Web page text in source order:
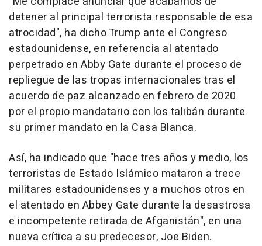
detener al principal terrorista responsable de esa
atrocidad", ha dicho Trump ante el Congreso
estadounidense, en referencia al atentado
perpetrado en Abby Gate durante el proceso de
repliegue de las tropas internacionales tras el
acuerdo de paz alcanzado en febrero de 2020
por el propio mandatario con los talibán durante
su primer mandato en la Casa Blanca.
Así, ha indicado que "hace tres años y medio, los
terroristas de Estado Islámico mataron a trece
militares estadounidenses y a muchos otros en
el atentado en Abbey Gate durante la desastrosa
e incompetente retirada de Afganistán", en una
nueva crítica a su predecesor, Joe Biden.